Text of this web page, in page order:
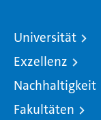
Universität
Exzellenz
Nachhaltigkeit
Fakultäten